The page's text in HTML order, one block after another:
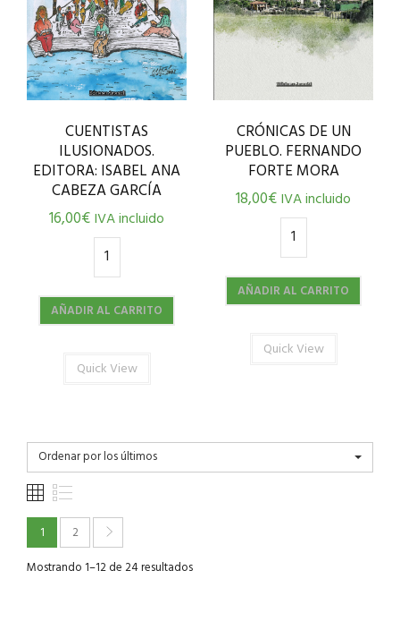
CUENTISTAS
ILUSIONADOS.
EDITORA: ISABEL ANA
CABEZA GARCÍA
16,00€IVA incluido
AÑADIR AL CARRITO
Quick View
CRÓNICAS DE UN
PUEBLO. FERNANDO
FORTE MORA
18,00€IVA incluido
AÑADIR AL CARRITO
Quick View
Ordenar por los últimos
1
2
Mostrando 1–12 de 24 resultados